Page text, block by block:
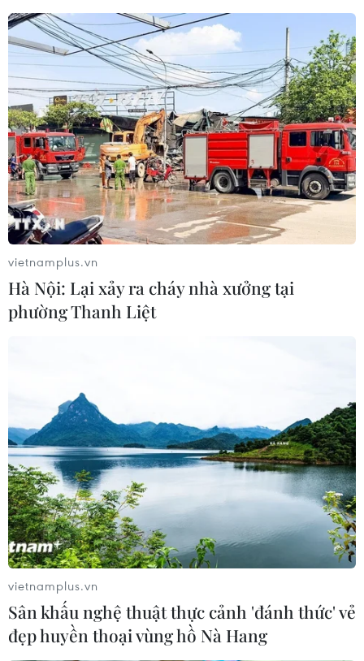
vietnamplus.vn
Hà Nội: Lại xảy ra cháy nhà xưởng tại
phường Thanh Liệt
vietnamplus.vn
Sân khấu nghệ thuật thực cảnh 'đánh thức' vẻ
đẹp huyền thoại vùng hồ Nà Hang